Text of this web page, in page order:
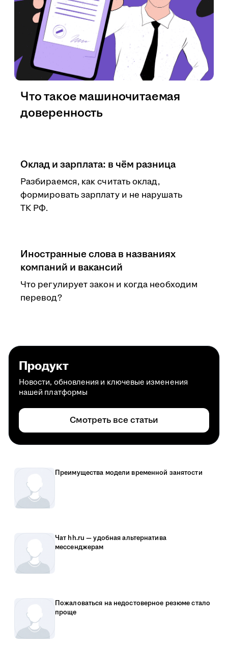
Оклад и зарплата: в чём разница
Разбираемся, как считать оклад,
формировать зарплату и не нарушать
ТК РФ.
Иностранные слова в названиях
компаний и вакансий
Что регулирует закон и когда необходим
перевод?
Что такое машиночитаемая
доверенность
Продукт
Новости, обновления и ключевые изменения
нашей платформы
Смотреть все статьи
Преимущества модели временной занятости
Чат hh.ru — удобная альтернатива
мессенджерам
Пожаловаться на недостоверное резюме стало
проще